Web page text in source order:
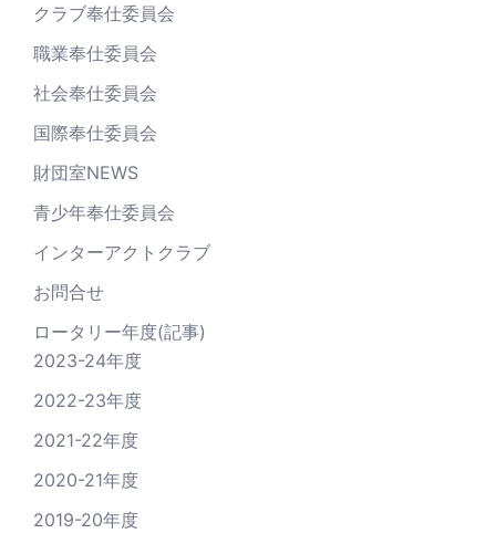
クラブ奉仕委員会
職業奉仕委員会
社会奉仕委員会
国際奉仕委員会
財団室NEWS
青少年奉仕委員会
インターアクトクラブ
お問合せ
ロータリー年度(記事)
2023-24年度
2022-23年度
2021-22年度
2020-21年度
2019-20年度